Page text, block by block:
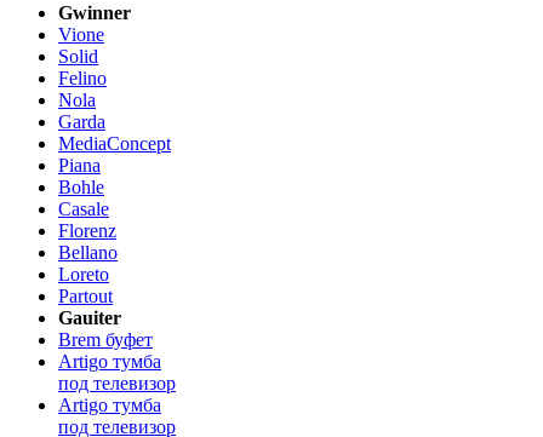
Gwinner
Vione
Solid
Felino
Nola
Garda
MediaConcept
Piana
Bohle
Casale
Florenz
Bellano
Loreto
Partout
Gauiter
Brem буфет
Artigo тумба
под телевизор
Artigo тумба
под телевизор